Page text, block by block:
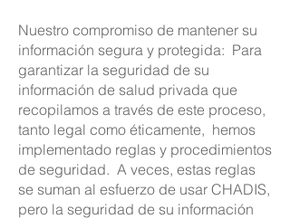
Nuestro compromiso de mantener su
información segura y protegida: Para
garantizar la seguridad de su
información de salud privada que
recopilamos a través de este proceso,
tanto legal como éticamente, hemos
implementado reglas y procedimientos
de seguridad. A veces, estas reglas
se suman al esfuerzo de usar CHADIS,
pero la seguridad de su información